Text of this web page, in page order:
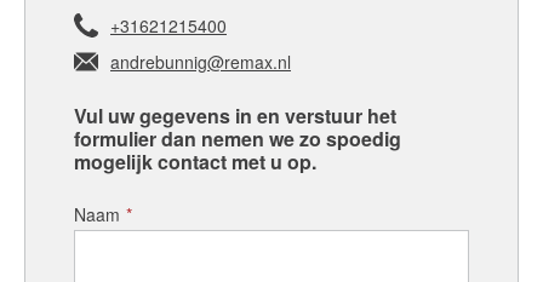
+31621215400
andrebunnig@remax.nl
Vul uw gegevens in en verstuur het
formulier dan nemen we zo spoedig
mogelijk contact met u op.
Naam *